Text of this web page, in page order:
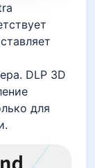
DLP 3D
для